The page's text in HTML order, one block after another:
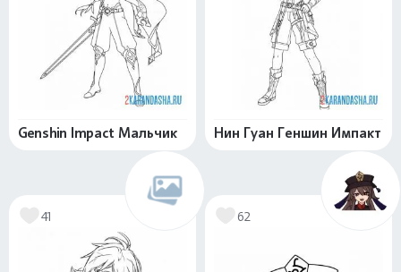
Genshin Impact Мальчик Нин Гуан Геншин Импакт
41 62